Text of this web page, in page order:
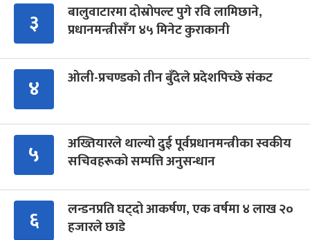
३
बालुवाटारमा दोस्रोपल्ट पुगे रवि लामिछाने,
प्रधानमन्त्रीसँग ४५ मिनेट कुराकानी
४ ओली-प्रचण्डको तीन बुँदेले प्रदेशपिच्छे संकट
५
अख्तियारले थाल्यो दुई पूर्वप्रधानमन्त्रीका स्वकीय
सचिवहरूको सम्पत्ति अनुसन्धान
६
लन्डनप्रति घट्दो आकर्षण, एक वर्षमा ४ लाख २०
हजारले छाडे